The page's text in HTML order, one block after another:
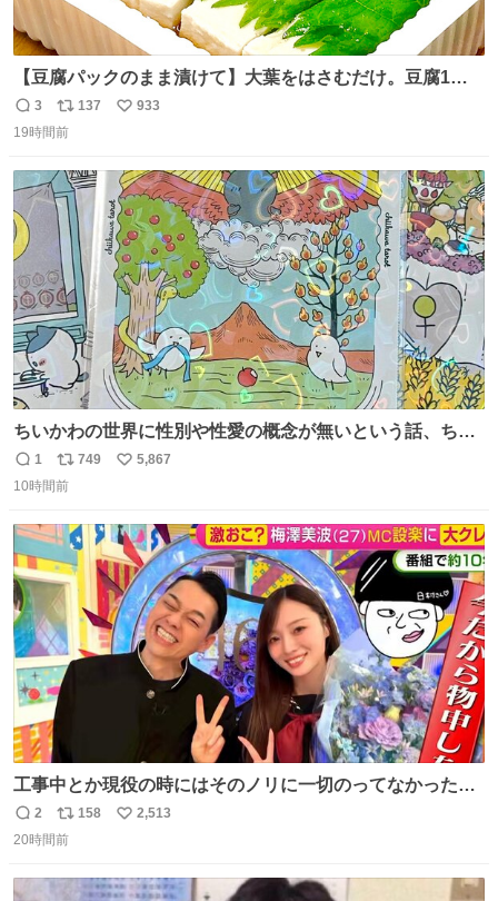
【豆腐パックのまま漬けて】大葉をはさむだけ。豆腐1
丁、秒でなくなる 豆腐に大葉をはさんで、めんつゆに漬け
るだけ。冷蔵庫で置くだけで味がしみ込み、さっぱりなの
い日にもぴったりの大葉と豆腐の漬けレシピです。 詳しく
はリプ欄を見てね👇
返
信
3
リ
ポ
ト
数
137
い
数
933
19時間前
ちいかわの世界に性別や性愛の概念が無いという話、ちい
かわタロットでも恋人・女帝・女教皇あたりは性別を意識
させないように描かれてるんだよね。かなり徹底している
返
信
1
リ
ポ
ト
数
749
い
数
5,867
10時間前
工事中とか現役の時にはそのノリに一切のってなかった1
番の「設楽の女」が卒業して頭角を現しはじめてて大好き
返
信
2
リ
ポ
158
い
数
2,513
20時間前